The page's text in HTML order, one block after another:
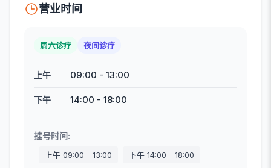
营业时间
周六诊疗 夜间诊疗
上午 09:00 - 13:00
下午 14:00 - 18:00
挂号时间:
上午 09:00 - 13:00 下午 14:00 - 18:00